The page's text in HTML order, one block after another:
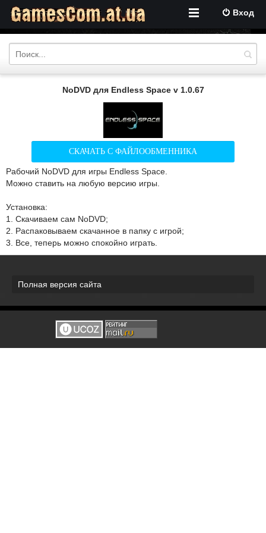
Вход
NoDVD для Endless Space v 1.0.67
СКАЧАТЬ С ФАЙЛООБМЕННИКА
Рабочий NoDVD для игры Endless Space.
Можно ставить на любую версию игры.
Установка:
1. Скачиваем сам NoDVD;
2. Распаковываем скачанное в папку с игрой;
3. Все, теперь можно спокойно играть.
Полная версия сайта